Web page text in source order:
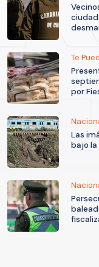
Te
por
Las
bajo la